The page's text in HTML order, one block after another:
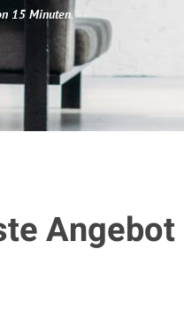
15 Minuten.
Angebot